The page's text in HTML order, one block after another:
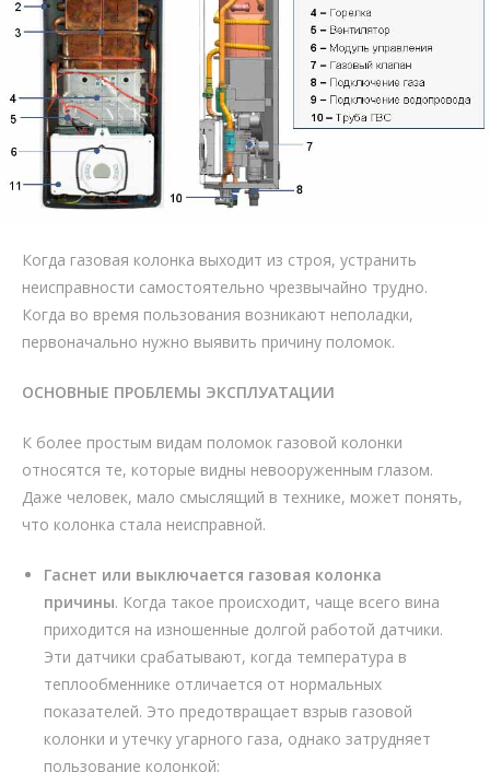
Когда газовая колонка выходит из строя, устранить
неисправности самостоятельно чрезвычайно трудно.
Когда во время пользования возникают неполадки,
первоначально нужно выявить причину поломок.
ОСНОВНЫЕ ПРОБЛЕМЫ ЭКСПЛУАТАЦИИ
К более простым видам поломок газовой колонки
относятся те, которые видны невооруженным глазом.
Даже человек, мало смыслящий в технике, может понять,
что колонка стала неисправной.
Гаснет или выключается газовая колонка
причины. Когда такое происходит, чаще всего вина
приходится на изношенные долгой работой датчики.
Эти датчики срабатывают, когда температура в
теплообменнике отличается от нормальных
показателей. Это предотвращает взрыв газовой
колонки и утечку угарного газа, однако затрудняет
пользование колонкой;